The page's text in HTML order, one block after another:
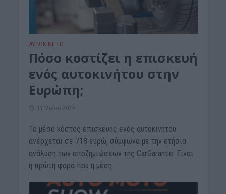
ΑΥΤΟΚΙΝΗΤΟ
Πόσο κοστίζει η επισκευή
ενός αυτοκινήτου στην
Ευρώπη;
11 Μαΐου 2025
Το μέσο κόστος επισκευής ενός αυτοκινήτου
ανέρχεται σε 718 ευρώ, σύμφωνα με την ετήσια
ανάλυση των αποζημιώσεων της CarGarantie. Είναι
η πρώτη φορά που η μέση...